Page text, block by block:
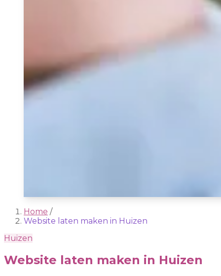
Home /
Website laten maken in Huizen
Huizen
Website laten maken in Huizen